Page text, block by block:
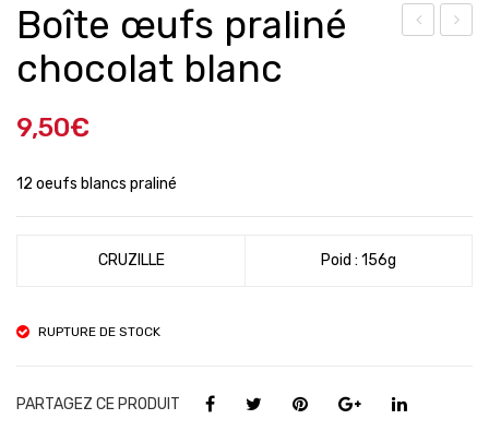
Boîte œufs praliné
chocolat blanc
9,50€
12 oeufs blancs praliné
CRUZILLE Poid : 156g
RUPTURE DE STOCK
PARTAGEZ CE PRODUIT